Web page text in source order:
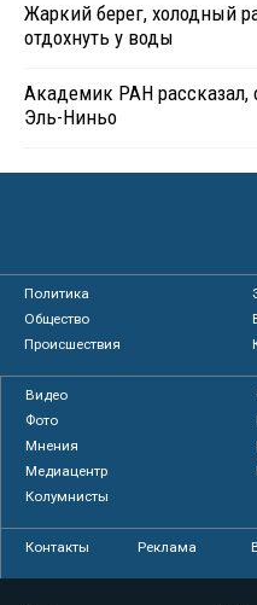
Жаркий берег, холодный
отдохнуть у воды
Академик РАН рассказал,
Эль-Ниньо
Политика
Общество
Происшествия
Видео
Фото
Мнения
Медиацентр
Колумнисты
Контакты Реклама